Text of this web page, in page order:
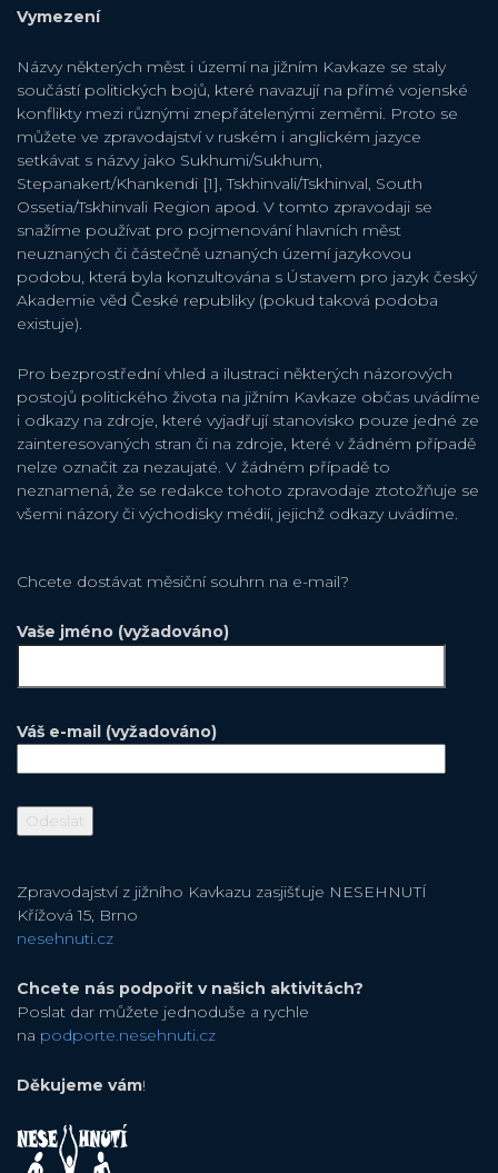
Vymezení
Názvy některých měst i území na jižním Kavkaze se staly
součástí politických bojů, které navazují na přímé vojenské
konflikty mezi různými znepřátelenými zeměmi. Proto se
můžete ve zpravodajství v ruském i anglickém jazyce
setkávat s názvy jako Sukhumi/Sukhum,
Stepanakert/Khankendi [1], Tskhinvali/Tskhinval, South
Ossetia/Tskhinvali Region apod. V tomto zpravodaji se
snažíme používat pro pojmenování hlavních měst
neuznaných či částečně uznaných území jazykovou
podobu, která byla konzultována s Ústavem pro jazyk český
Akademie věd České republiky (pokud taková podoba
existuje).
Pro bezprostřední vhled a ilustraci některých názorových
postojů politického života na jižním Kavkaze občas uvádíme
i odkazy na zdroje, které vyjadřují stanovisko pouze jedné ze
zainteresovaných stran či na zdroje, které v žádném případě
nelze označit za nezaujaté. V žádném případě to
neznamená, že se redakce tohoto zpravodaje ztotožňuje se
všemi názory či východisky médií, jejichž odkazy uvádíme.
Chcete dostávat měsiční souhrn na e-mail?
Vaše jméno (vyžadováno)
Váš e-mail (vyžadováno)
Zpravodajství z jižního Kavkazu zasjišťuje NESEHNUTÍ
Křížová 15, Brno
nesehnuti.cz
Chcete nás podpořit v našich aktivitách?
Poslat dar můžete jednoduše a rychle
na podporte.nesehnuti.cz
Děkujeme vám!